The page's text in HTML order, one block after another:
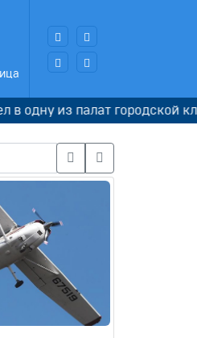
из палат городской